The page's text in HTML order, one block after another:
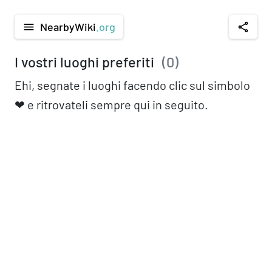
menu NearbyWiki .org share
I vostri luoghi preferiti (0)
Ehi, segnate i luoghi facendo clic sul simbolo
❤︎ e ritrovateli sempre qui in seguito.